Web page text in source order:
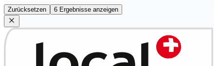
Zurücksetzen 6 Ergebnisse anzeigen